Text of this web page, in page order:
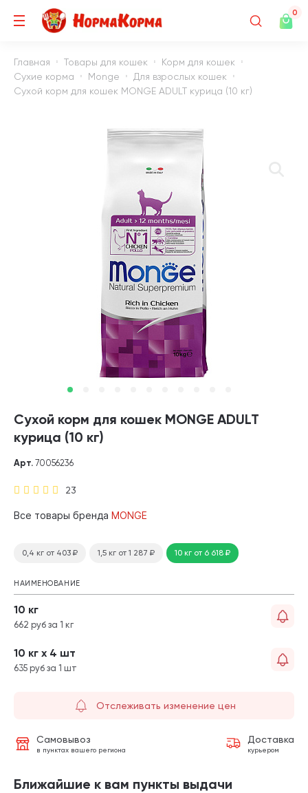
0
Главная Товары для кошек
Корм для кошек
Сухие корма
Monge
Для взрослых кошек
Сухой корм для кошек MONGE ADULT курица (10 кг)
Сухой корм для кошек MONGE ADULT
курица (10 кг)
23
Арт. 70056236
Все товары бренда MONGE
0,4 кг от 403 ₽ 1,5 кг от 1 287 ₽ 10 кг от 6 618₽
НАИМЕНОВАНИЕ
10 кг
662 руб за 1 кг
10 кг х 4 шт
635 руб за 1 шт
Отслеживать изменение цен
Самовывоз
в пунктах вашего региона
Доставка
курьером
Ближайшие к вам пункты выдачи